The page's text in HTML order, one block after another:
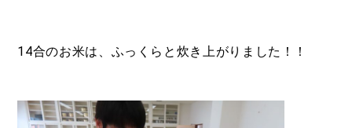
14合のお米は、ふっくらと炊き上がりました！！